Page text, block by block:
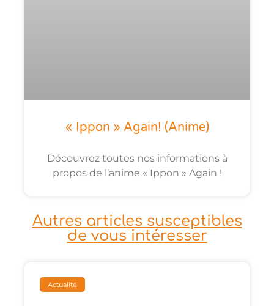
« Ippon » Again! (anime)
Découvrez toutes nos informations à
propos de l’anime « Ippon » Again !
Autres articles susceptibles
de vous intéresser
Actualité